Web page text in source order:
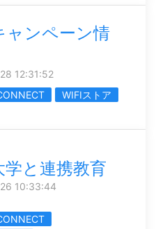
ャンペーン情
12:31:52
WIFIストア
学と連携教育
10:33:44